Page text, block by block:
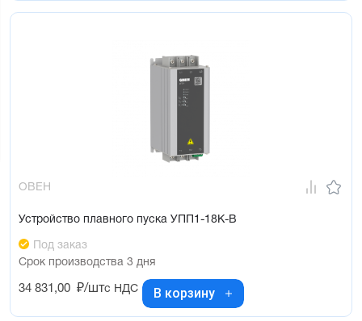
ОВЕН
Устройство плавного пуска УПП1-18К-В
Под заказ
Срок производства 3 дня
34 831,00 ₽/штс НДС В корзину